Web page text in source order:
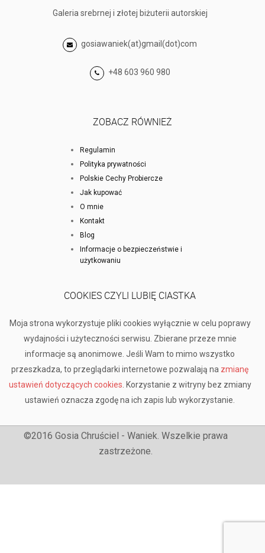
Galeria srebrnej i złotej biżuterii autorskiej
gosiawaniek(at)gmail(dot)com
+48 603 960 980
ZOBACZ RÓWNIEŻ
Regulamin
Polityka prywatności
Polskie Cechy Probiercze
Jak kupować
O mnie
Kontakt
Blog
Informacje o bezpieczeństwie i
użytkowaniu
COOKIES CZYLI LUBIĘ CIASTKA
Moja strona wykorzystuje pliki cookies wyłącznie w celu poprawy
wydajności i użyteczności serwisu. Zbierane przeze mnie
informacje są anonimowe. Jeśli Wam to mimo wszystko
przeszkadza, to przeglądarki internetowe pozwalają na zmianę
ustawień dotyczących cookies . Korzystanie z witryny bez zmiany
ustawień oznacza zgodę na ich zapis lub wykorzystanie.
©2016 Gosia Chruściel - Waniek. Wszelkie prawa
zastrzeżone.